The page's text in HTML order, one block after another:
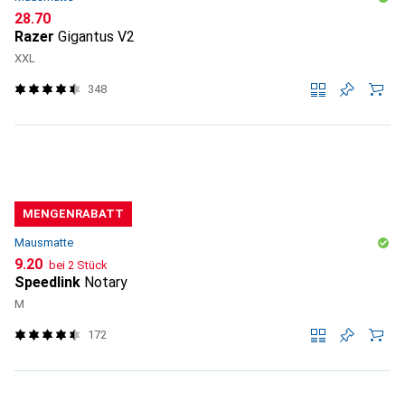
CHF
28.70
Razer Gigantus V2
XXL
348
MENGENRABATT
Mausmatte
CHF
9.20 bei 2 Stück
Speedlink Notary
M
172